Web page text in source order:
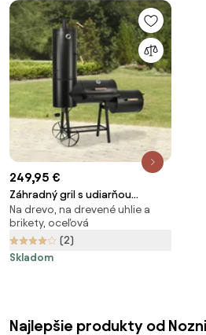
249,95 €
Záhradný gril s udiarňou
LOKOMOTIVA AVENBERG BBQ
MASTER
Na drevo, na drevené uhlie a
brikety, oceľová
(2)
Skladom
Najlepšie produkty od